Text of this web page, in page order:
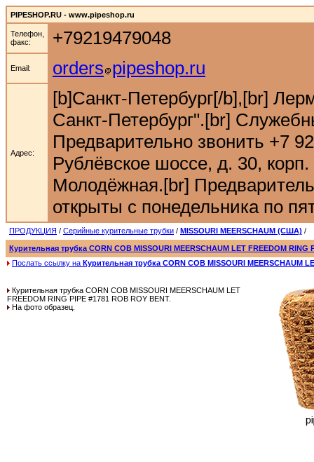
PIPESHOP.RU - www.pipeshop.ru
Телефон,
факс:
+79219479048
Email: orders pipeshop.ru
Адрес:
[b]Санкт-Петербург[/b],[br]
Санкт-Петербург".[br]
Предварительно звонить +7
Рублёвское шоссе, д. 30,
Молодёжная.[br]
открыты с понедельника по
ПРОДУКЦИЯ / Серийные курительные трубки / MISSOURI MEERSCHAUM (США) /
Курительная трубка CORN COB MISSOURI MEERSCHAUM LET FREEDOM RING
Послать ссылку на Курительная трубка CORN COB MISSOURI MEERSCHAUM
Курительная трубка CORN COB MISSOURI MEERSCHAUM LET
FREEDOM RING PIPE #1781 ROB ROY BENT.
На фото образец.